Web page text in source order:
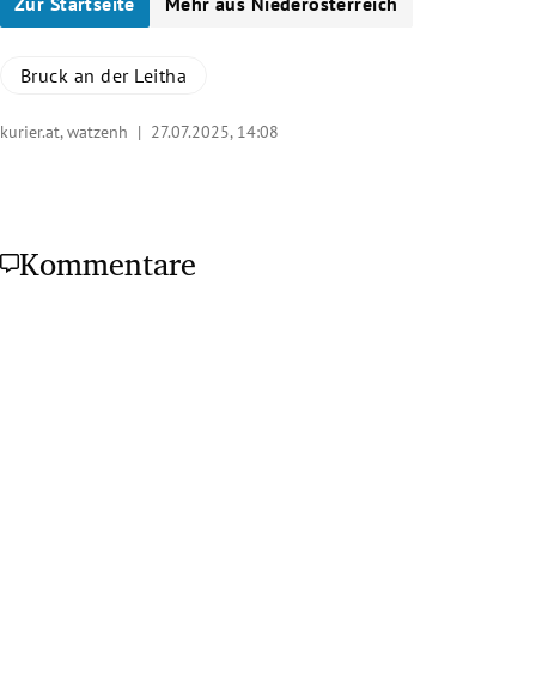
Bruck an der Leitha
kurier.at, watzenh | 27.07.2025, 14:08
Kommentare